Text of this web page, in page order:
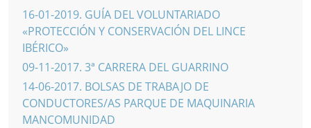
16-01-2019. GUÍA DEL VOLUNTARIADO
«PROTECCIÓN Y CONSERVACIÓN DEL LINCE
IBÉRICO»
09-11-2017. 3ª CARRERA DEL GUARRINO
14-06-2017. BOLSAS DE TRABAJO DE
CONDUCTORES/AS PARQUE DE MAQUINARIA
MANCOMUNIDAD